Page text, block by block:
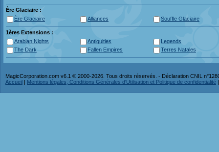
Ère Glaciaire :
Ère Glaciaire
Alliances Souffle Glaciaire
1ères Extensions :
Arabian Nights
Antiquities
Legends
The Dark
Fallen Empires Terres Natales
MagicCorporation.com v6.1 © 2000-2026. Tous droits réservés. - Déclaration CNIL
Accueil | Mentions légales, Conditions Générales d'Utilisation et Politique de confidentialité